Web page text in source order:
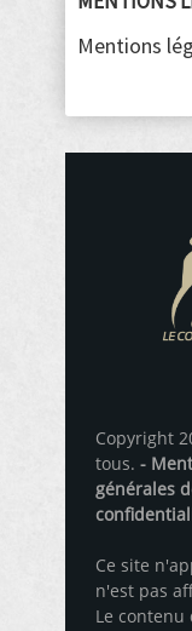
Mentions
Copyright
tous. -
générales
Ce site
n'est pas
Le contenu